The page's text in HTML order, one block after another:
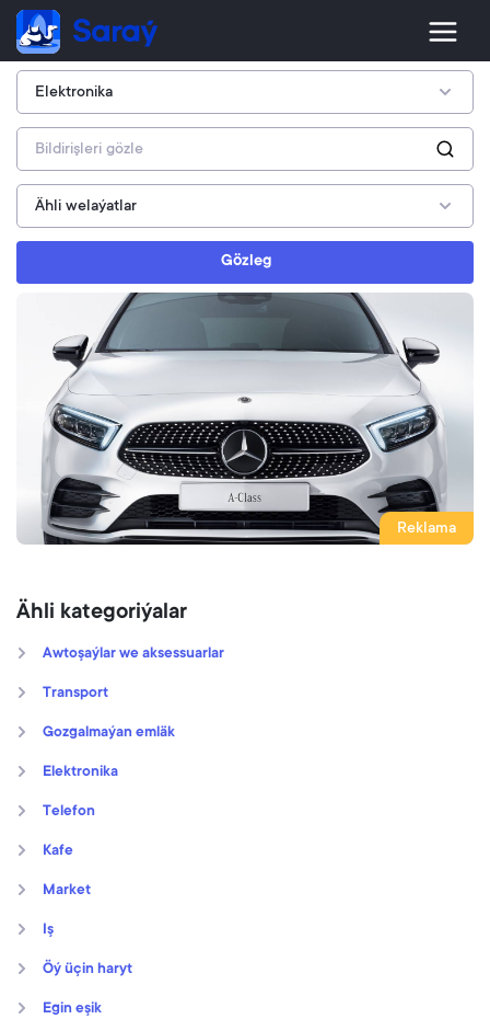
Gözleg
Reklama
Ähli kategoriýalar
Awtoşaýlar we aksessuarlar
Transport
Gozgalmaýan emläk
Elektronika
Telefon
Kafe
Market
Iş
Öý üçin haryt
Egin eşik